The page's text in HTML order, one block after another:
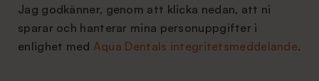
Jag godkänner, genom att klicka nedan, att ni
sparar och hanterar mina personuppgifter i
enlighet med Aqua Dentals integritetsmeddelande.